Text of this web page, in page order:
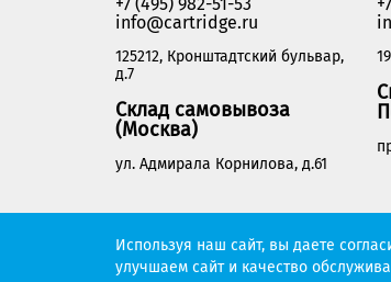
info@cartridge.ru
125212, Кронштадтский бульвар,
д.7
Склад самовывоза
(Москва)
ул. Адмирала Корнилова, д.61
Cartridge.ru 2012-2026. Все права
Используя наш сайт, вы даете
улучшаем сайт и качество